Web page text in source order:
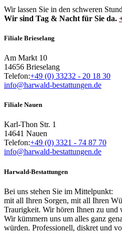
Wir lassen Sie in den schweren
Wir sind Tag & Nacht für Sie da.
Filiale Brieselang
Am Markt 10
14656 Brieselang
Telefon:+49 (0) 33232 - 20 18 30
info@harwald-bestattungen.de
Filiale Nauen
Karl-Thon Str. 1
14641 Nauen
Telefon:+49 (0) 3321 - 74 87 70
info@harwald-bestattungen.de
Harwald-Bestattungen
Bei uns stehen Sie im Mittelpunkt:
mit all Ihren Sorgen, mit all Ihren
Traurigkeit. Wir hören Ihnen zu und
Wir kümmern uns um alles ganz
würden. Professionell, diskret und